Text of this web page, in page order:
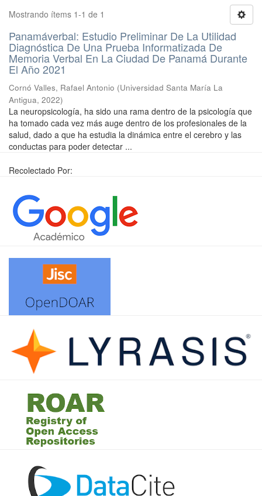
Mostrando ítems 1-1 de 1
Panamáverbal: Estudio Preliminar De La Utilidad
Diagnóstica De Una Prueba Informatizada De
Memoria Verbal En La Ciudad De Panamá Durante
El Año 2021
Cornó Valles, Rafael Antonio (Universidad Santa María La
Antigua, 2022)
La neuropsicología, ha sido una rama dentro de la psicología que
ha tomado cada vez más auge dentro de los profesionales de la
salud, dado a que ha estudia la dinámica entre el cerebro y las
conductas para poder detectar ...
Recolectado Por: